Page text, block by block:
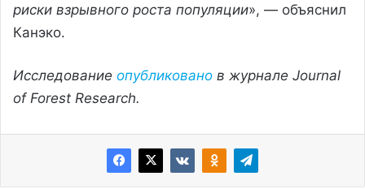
риски взрывного роста популяции», — объяснил
Канэко.
Исследование опубликовано в журнале Journal
of Forest Research.